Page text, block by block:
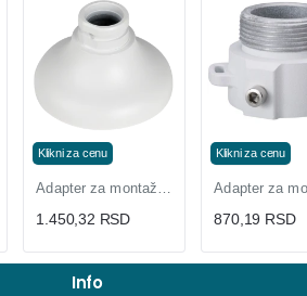
Klikni za cenu
Adapter za montažu eyeball i dome modela PFA106
1.450,32 RSD
Klikni za cenu
870,19 RSD
Info